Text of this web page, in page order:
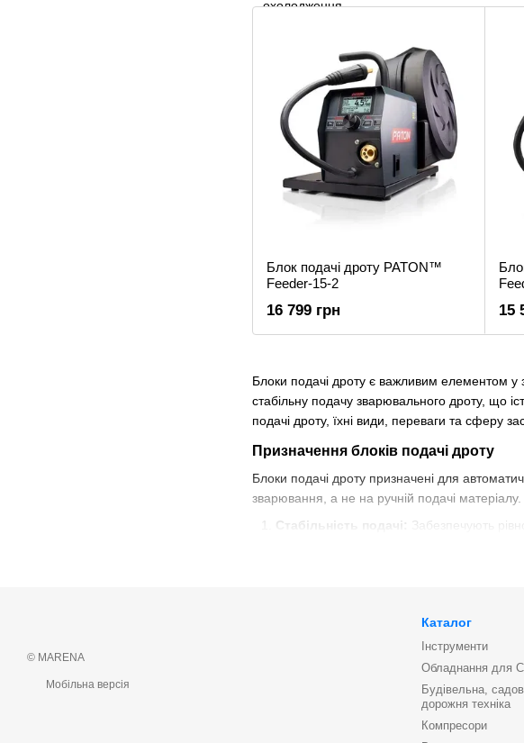
Блоки подачі дроту є важливим елементом у
стабільну подачу зварювального дроту, що
подачі дроту, їхні види, переваги та сферу
Призначення блоків подачі дроту
Блоки подачі дроту призначені для
зварювання, а не на ручній подачі
Стабільність подачі: Забезпечують
Ці пристрої
фізичної сили для регулювання.
Оснащені
можуть легко налаштовуватися під різні
Блок подачі дроту PATON™
Feeder-15-2
16 799 грн 15
© MARENA
Мобільна версія
Каталог
Інструменти
Обладнання для
Будівельна,
дорожня техніка
Компресори